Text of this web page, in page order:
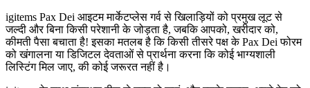
igitems Pax Dei आइटम मार्केटप्लेस गर्व से खिलाड़ियों को प्रमुख लूट से
जल्दी और बिना किसी परेशानी के जोड़ता है, जबकि आपको, खरीदार को,
कीमती पैसा बचाता है! इसका मतलब है कि किसी तीसरे पक्ष के Pax Dei फोरम
को खंगालना या डिजिटल देवताओं से प्रार्थना करना कि कोई भाग्यशाली
लिस्टिंग मिल जाए, की कोई जरूरत नहीं है।